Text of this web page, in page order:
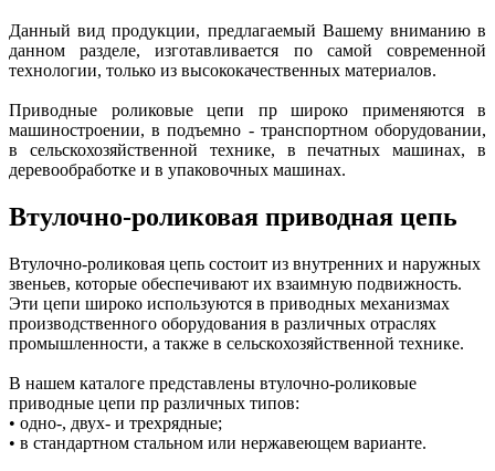
Данный вид продукции, предлагаемый Вашему вниманию в
данном разделе, изготавливается по самой современной
технологии, только из высококачественных материалов.
Приводные роликовые цепи пр широко применяются в
машиностроении, в подъемно - транспортном оборудовании,
в сельскохозяйственной технике, в печатных машинах, в
деревообработке и в упаковочных машинах.
Втулочно-роликовая приводная цепь
Втулочно-роликовая цепь состоит из внутренних и наружных
звеньев, которые обеспечивают их взаимную подвижность.
Эти цепи широко используются в приводных механизмах
производственного оборудования в различных отраслях
промышленности, а также в сельскохозяйственной технике.
В нашем каталоге представлены втулочно-роликовые
приводные цепи пр различных типов:
• одно-, двух- и трехрядные;
• в стандартном стальном или нержавеющем варианте.